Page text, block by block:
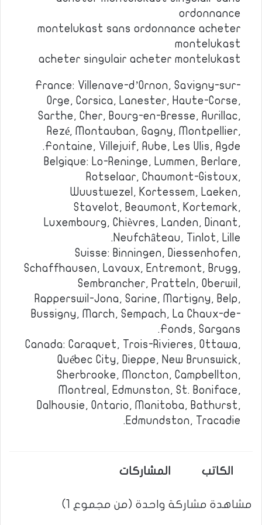
ordonnance
montelukast sans ordonnance acheter
montelukast
acheter singulair acheter montelukast
France: Villenave-d’Ornon, Savigny-sur-
Orge, Corsica, Lanester, Haute-Corse,
Sarthe, Cher, Bourg-en-Bresse, Aurillac,
Rezé, Montauban, Gagny, Montpellier,
Fontaine, Villejuif, Aube, Les Ulis, Agde.
Belgique: Lo-Reninge, Lummen, Berlare,
Rotselaar, Chaumont-Gistoux,
Wuustwezel, Kortessem, Laeken,
Stavelot, Beaumont, Kortemark,
Luxembourg, Chièvres, Landen, Dinant,
Neufchâteau, Tinlot, Lille.
Suisse: Binningen, Diessenhofen,
Schaffhausen, Lavaux, Entremont, Brugg,
Sembrancher, Pratteln, Oberwil,
Rapperswil-Jona, Sarine, Martigny, Belp,
Bussigny, March, Sempach, La Chaux-de-
Fonds, Sargans.
Canada: Caraquet, Trois-Rivieres, Ottawa,
Québec City, Dieppe, New Brunswick,
Sherbrooke, Moncton, Campbellton,
Montreal, Edmunston, St. Boniface,
Dalhousie, Ontario, Manitoba, Bathurst,
Edmundston, Tracadie.
الكاتب المشاركات
مشاهدة مشاركة واحدة (من مجموع 1)